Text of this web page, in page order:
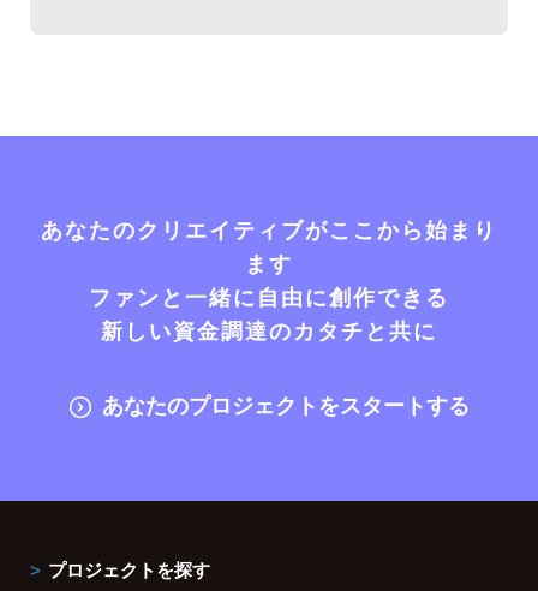
あなたのクリエイティブがここから始まり
ます
ファンと一緒に自由に創作できる
新しい資金調達のカタチと共に
あなたのプロジェクトをスタートする
プロジェクトを探す